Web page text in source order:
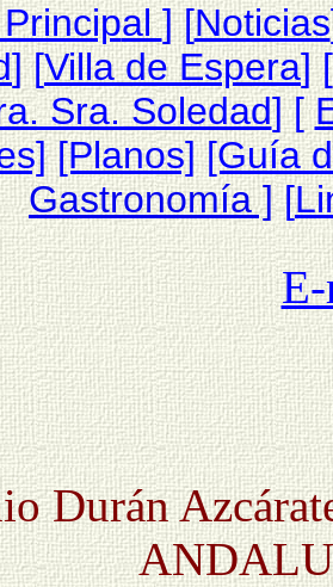
al][Noticias
] [Villa de Espera] [
Sra. Soledad] [
[Planos] [Guía
Gastronomía ][
Durán